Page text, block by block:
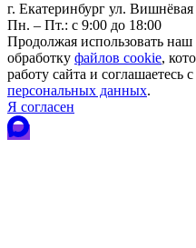
г. Екатеринбург ул. Вишнёвая
Пн. – Пт.: с 9:00 до 18:00
Продолжая использовать наш
обработку файлов cookie,
работу сайта и соглашаетесь
персональных данных.
Я согласен